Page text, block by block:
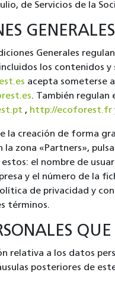
de Servicios de la
Generales
incluidos los contenidos y
acepta someterse
. También regulan
, http://ecoforest.fr
la creación de forma
la zona «Partners»,
el nombre de
y el número de la
de privacidad y
términos.
relativa a los datos
posteriores de